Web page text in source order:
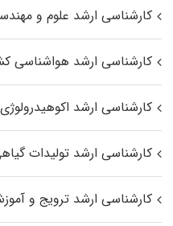
کارشناسی ارشد علوم و
کارشناسی ارشد هواشناسی
کارشناسی ارشد اکوهیدرولوژی
کارشناسی ارشد تولیدات
کارشناسی ارشد ترویج و